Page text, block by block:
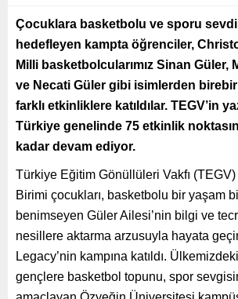
Çocuklara basketbolu ve sporu
hedefleyen kampta öğrenciler,
Milli basketbolcularımız Sinan Güler,
ve Necati Güler gibi isimlerden
farklı etkinliklere katıldılar. TEGV’in
Türkiye genelinde 75 etkinlik
kadar devam ediyor.
Türkiye Eğitim Gönüllüleri Vakfı
Birimi çocukları, basketbolu bir yaşam
benimseyen Güler Ailesi’nin bilgi ve
nesillere aktarma arzusuyla hayata
Legacy’nin kampına katıldı.
gençlere basketbol topunu, spor